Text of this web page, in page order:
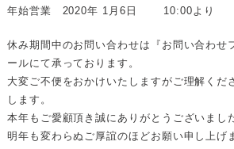
年始営業 2020年 1 月 6 日 10:00より
休み期間中のお問い合わせは『お問い合わせ
ールにて承っております。
大変ご不便をおかけいたしますがご理解くだ
します。
本年もご愛顧頂き誠にありがとうございまし
明年も変わらぬご厚誼のほどお願い申し上げ